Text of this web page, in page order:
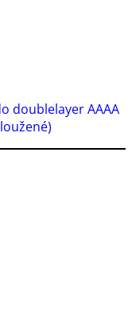
doublelayer AAAA